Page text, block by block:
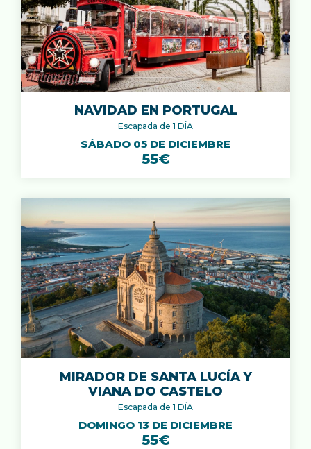
MIRADOR DE SANTA LUCÍA Y
VIANA DO CASTELO
Escapada de 1 DÍA
DOMINGO 13 DE DICIEMBRE
55€
NAVIDAD EN PORTUGAL
Escapada de 1 DÍA
SÁBADO 05 DE DICIEMBRE
55€